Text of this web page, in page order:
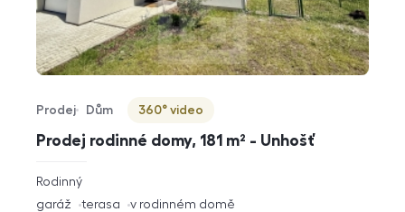
Prodej rodinné domy, 181 m² - Unhošť
Typ nabídky
Prodej
Typ nemovitosti
Dům
Virtuální prohlídka
360° video
rozměry
dispozice
Rodinný
funkce
garáž terasa v rodinném domě